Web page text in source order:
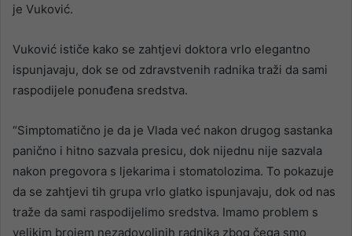
je Vuković.
Vuković ističe kako se zahtjevi doktora vrlo elegantno
ispunjavaju, dok se od zdravstvenih radnika traži da sami
raspodijele ponuđena sredstva.
“Simptomatično je da je Vlada već nakon drugog sastanka
panično i hitno sazvala presicu, dok nijednu nije sazvala
nakon pregovora s ljekarima i stomatolozima. To pokazuje
da se zahtjevi tih grupa vrlo glatko ispunjavaju, dok od nas
traže da sami raspodijelimo sredstva. Imamo problem s
velikim brojem nezadovoljnih radnika zbog čega smo